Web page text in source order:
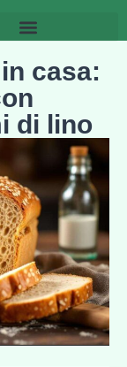
casa:
di lino